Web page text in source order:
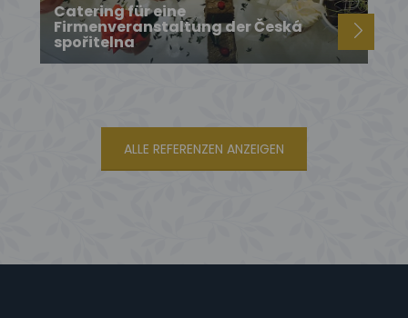
Catering für eine
Firmenveranstaltung der Česká
spořitelna
ALLE REFERENZEN ANZEIGEN